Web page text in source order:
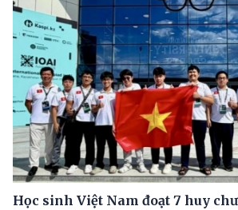
Học sinh Việt Nam đoạt 7 huy